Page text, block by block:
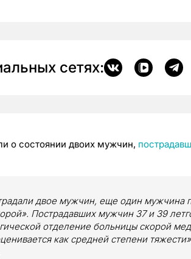
сетях:
о состоянии двоих мужчин,
двое мужчин, еще один мужчина
Пострадавших мужчин 37 и 39
отделение больницы скорой
как средней степени